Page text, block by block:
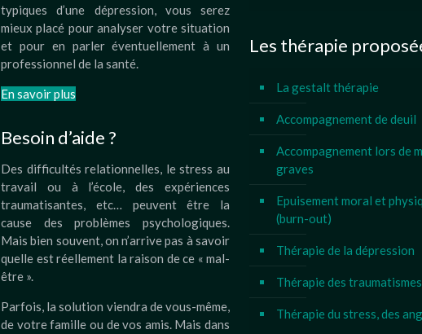
typiques d’une dépression, vous serez
mieux placé pour analyser votre situation
et pour en parler éventuellement à un
professionnel de la santé.
En savoir plus
Besoin d’aide ?
Des difficultés relationnelles, le stress au
travail ou à l’école, des expériences
traumatisantes, etc… peuvent être la
cause des problèmes psychologiques.
Mais bien souvent, on n’arrive pas à savoir
quelle est réellement la raison de ce « mal-
être ».
Parfois, la solution viendra de vous-même,
de votre famille ou de vos amis. Mais dans
Les thérapie
La gestalt thérapie
Accompagnement de deuil
Accompagnement lors de
graves
Epuisement moral et
(burn-out)
Thérapie de la dépression
Thérapie des traumatismes
Thérapie du stress, des